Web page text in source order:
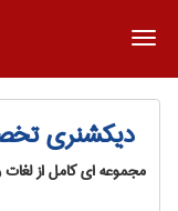
دیکشنری
مجموعه ای کامل از